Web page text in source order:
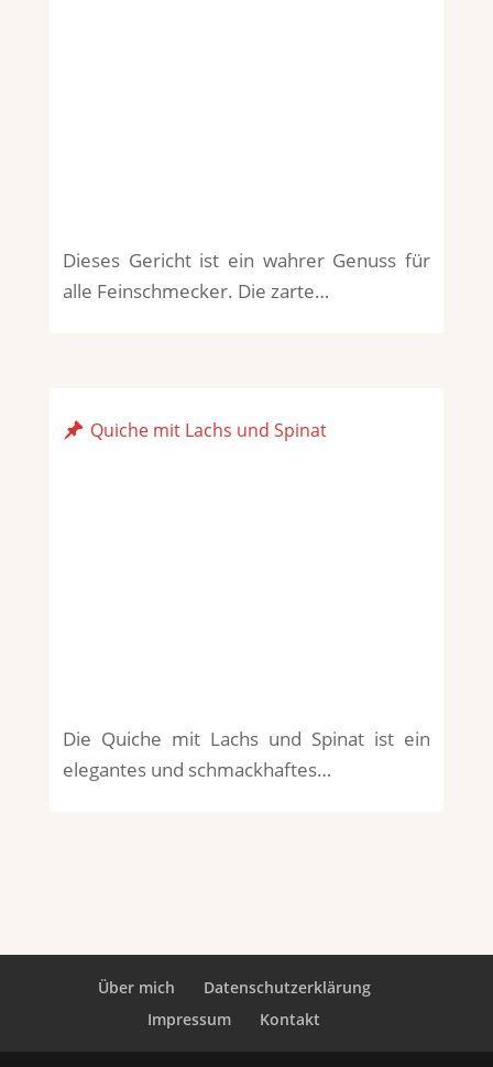
Dieses Gericht ist ein wahrer Genuss für
alle Feinschmecker. Die zarte…
Quiche mit Lachs und Spinat
Die Quiche mit Lachs und Spinat ist ein
elegantes und schmackhaftes…
Über mich
Datenschutzerklärung
Impressum
Kontakt